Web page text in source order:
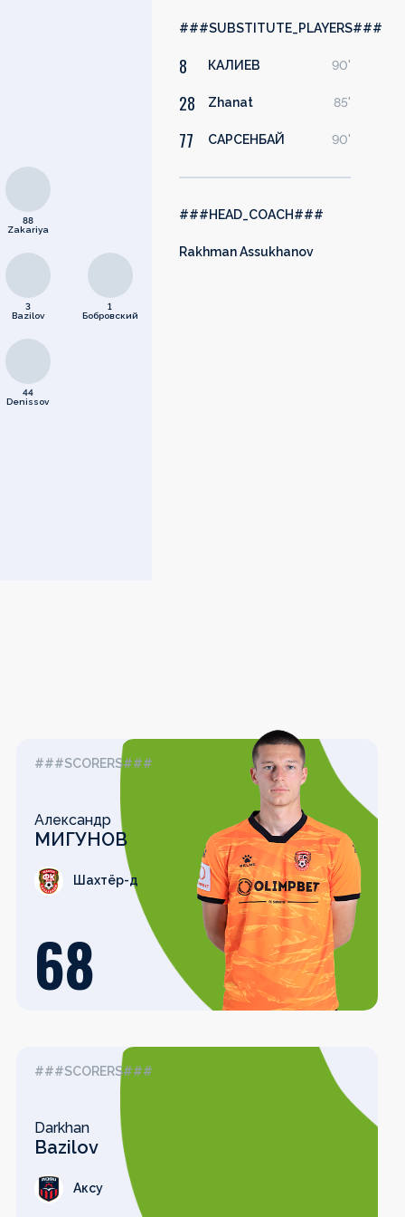
88
Zakariya
3
Bazilov
44
Denissov
1
Бобровский
###SUBSTITUTE_PLAYERS###
8 КАЛИЕВ 90'
28 Zhanat 85'
77 САРСЕНБАЙ 90'
###HEAD_COACH###
Rakhman Assukhanov
###SCORERS###
Александр
МИГУНОВ
Шахтёр-д
68
###SCORERS###
Darkhan
Bazilov
Аксу